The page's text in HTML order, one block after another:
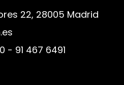
22, 28005 Madrid
- 91 467 6491